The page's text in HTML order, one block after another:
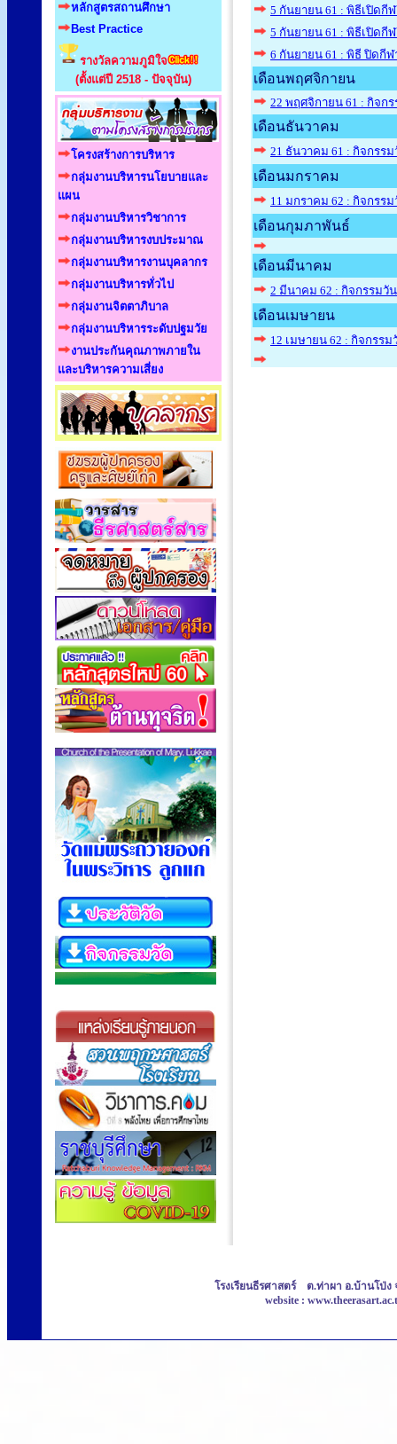
หลักสูตรสถานศึกษา
Best Practice
รางวัลความภูมิใจ
(ตั้งแต่ปี 2518 - ปัจจุบัน)
โครงสร้างการบริหาร
กลุ่มงานบริหารนโยบายและ
แผน
กลุ่มงานบริหารวิชาการ
กลุ่มงานบริหารงบประมาณ
กลุ่มงานบริหารงานบุคลากร
กลุ่มงานบริหารทั่วไป
กลุ่มงานจิตตาภิบาล
กลุ่มงานบริหารระดับปฐมวัย
งานประกันคุณภาพภายใน
และบริหารความเสี่ยง
5 กันยายน 61 : พิธีเปิดกี
5 กันยายน 61 : พิธีเปิดกี
6 กันยายน 61 : พิธี ปิดกี
เดือนพฤศจิกายน
22 พฤศจิกายน 61 : กิจก
เดือนธันวาคม
21 ธันวาคม 61 : กิจกรร
เดือนมกราคม
11 มกราคม 62 : กิจกรร
เดือนกุมภาพันธ์
เดือนมีนาคม
2 มีนาคม 62 : กิจกรรม
เดือนเมษายน
12 เมษายน 62 : กิจกรร
โรงเรียนธีรศาสตร์ ต.ท่าผา อ.บ้านโป่ง
website :